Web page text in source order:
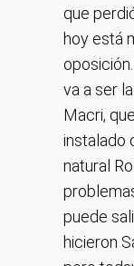
que
hoy está
va a ser
Macri,
instalado
natural
puede
hicieron